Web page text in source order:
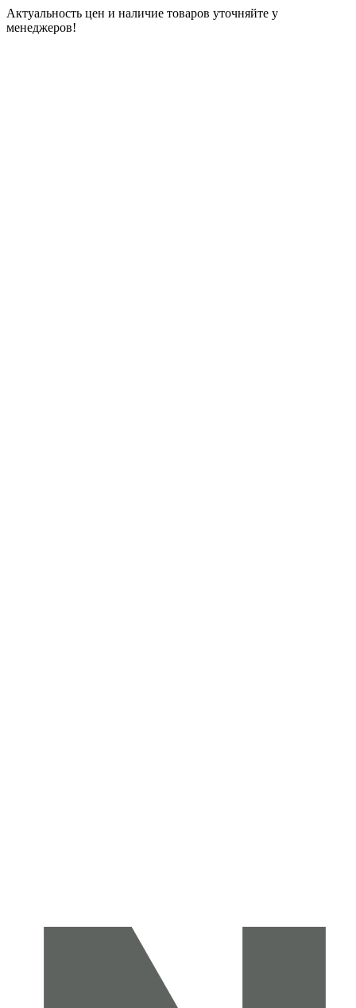
Актуальность цен и наличие товаров уточняйте у
менеджеров!